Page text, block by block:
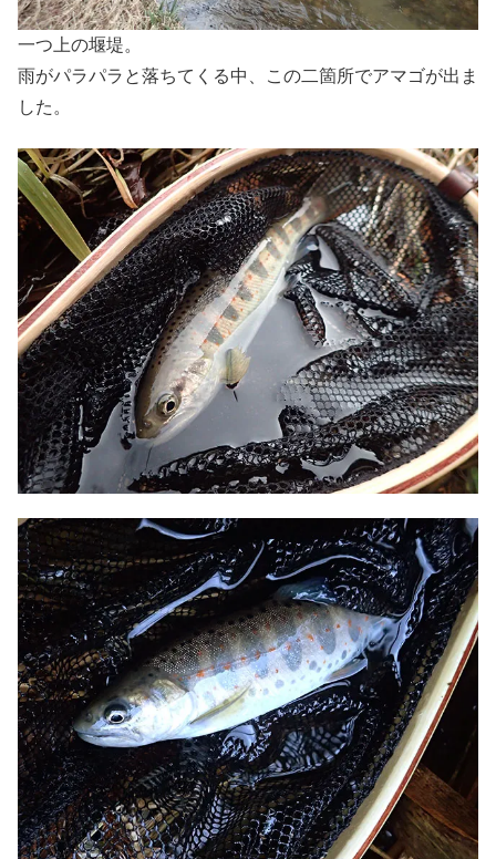
一つ上の堰堤。
雨がパラパラと落ちてくる中、この二箇所でアマゴが出ま
した。